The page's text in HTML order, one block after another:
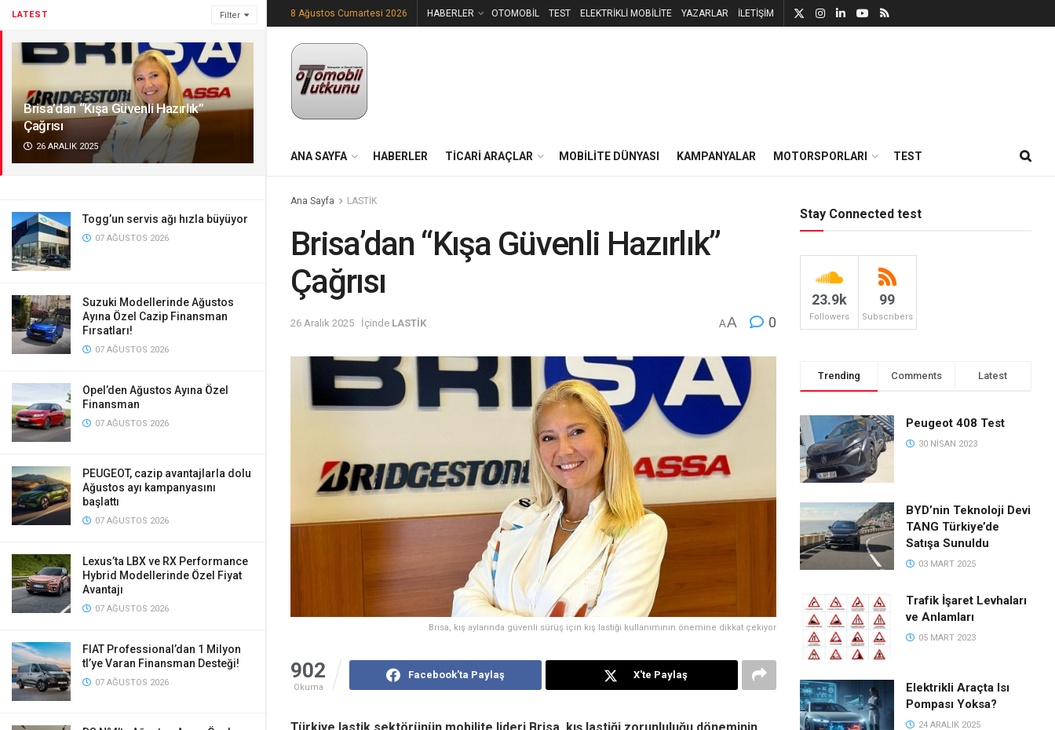
LATEST Filter
Brisa’dan “Kışa Güvenli Hazırlık”
Çağrısı
26 ARALIK 2025
Togg’un servis ağı hızla büyüyor
07 AĞUSTOS 2026
Suzuki Modellerinde Ağustos
Ayına Özel Cazip Finansman
Fırsatları!
07 AĞUSTOS 2026
Opel’den Ağustos Ayına Özel
Finansman
07 AĞUSTOS 2026
PEUGEOT, cazip avantajlarla dolu
Ağustos ayı kampanyasını
başlattı
07 AĞUSTOS 2026
Lexus’ta LBX ve RX Performance
Hybrid Modellerinde Özel Fiyat
Avantajı
07 AĞUSTOS 2026
FIAT Professional’dan 1 Milyon
tl’ye Varan Finansman Desteği!
07 AĞUSTOS 2026
8 Ağustos Cumartesi 2026 HABERLER OTOMOBİL TEST ELEKTRİKLİ MOBİLİTE YAZARLAR İLETİŞİM
ANA SAYFA HABERLER TİCARİ ARAÇLAR MOBİLİTE DÜNYASI KAMPANYALAR MOTORSPORLARI TEST
Ana Sayfa LASTİK
Brisa’dan “Kışa Güvenli Hazırlık”
Çağrısı
26 Aralık 2025 İçinde LASTİK AA 0
Brisa, kış aylarında güvenli sürüş için kış lastiği kullanımının önemine dikkat çekiyor
902
Okuma
Facebook'ta Paylaş X'te Paylaş
Türkiye lastik sektörünün mobilite lideri Brisa, kış lastiği zorunluluğu döneminin
Stay Connected test
23.9k
Followers
99
Subscribers
Trending Comments Latest
Peugeot 408 Test
30 NISAN 2023
BYD’nin Teknoloji Devi
TANG Türkiye’de
Satışa Sunuldu
03 MART 2025
Trafik İşaret Levhaları
ve Anlamları
05 MART 2023
Elektrikli Araçta Isı
Pompası Yoksa?
24 ARALIK 2025